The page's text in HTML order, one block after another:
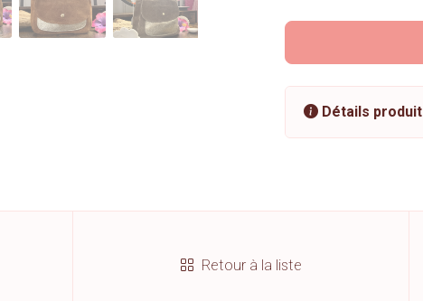
Détails produit
Retour à la liste